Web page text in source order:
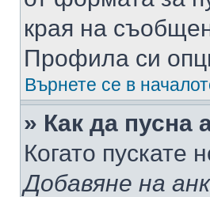
края на
Профила си
Върнете се в
» Как да пусна
Когато
Добавяне на